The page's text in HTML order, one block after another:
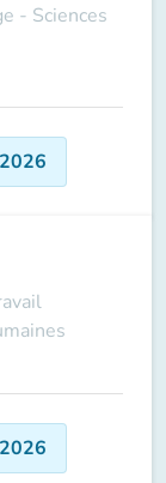
- Sciences